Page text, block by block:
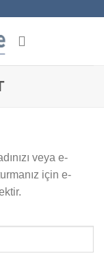
veya e-
için e-